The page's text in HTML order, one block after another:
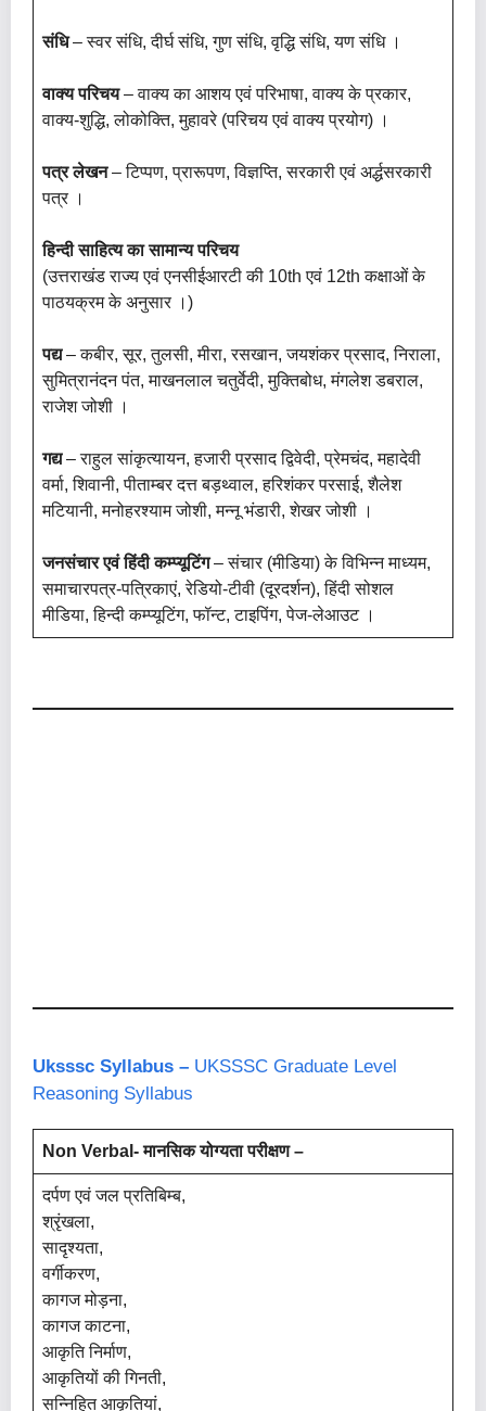
संधि– स्वर संधि, दीर्घ संधि, गुण संधि, वृद्धि संधि, यण संधि ।
वाक्य परिचय– वाक्य का आशय एवं परिभाषा, वाक्य के प्रकार,
वाक्य-शुद्धि, लोकोक्ति, मुहावरे (परिचय एवं वाक्य प्रयोग) ।
पत्र लेखन– टिप्पण, प्रारूपण, विज्ञप्ति, सरकारी एवं अर्द्धसरकारी
पत्र ।
हिन्दी साहित्य का सामान्य परिचय
(उत्तराखंड राज्य एवं एनसीईआरटी की 10th एवं 12th कक्षाओं के
पाठयक्रम के अनुसार ।)
पद्य– कबीर, सूर, तुलसी, मीरा, रसखान, जयशंकर प्रसाद, निराला,
सुमित्रानंदन पंत, माखनलाल चतुर्वेदी, मुक्तिबोध, मंगलेश डबराल,
राजेश जोशी ।
गद्य– राहुल सांकृत्यायन, हजारी प्रसाद द्विवेदी, प्रेमचंद, महादेवी
वर्मा, शिवानी, पीताम्बर दत्त बड़थ्वाल, हरिशंकर परसाई, शैलेश
मटियानी, मनोहरश्याम जोशी, मन्नू भंडारी, शेखर जोशी ।
जनसंचार एवं हिंदी कम्प्यूटिंग– संचार (मीडिया) के विभिन्न माध्यम,
समाचारपत्र-पत्रिकाएं, रेडियो-टीवी (दूरदर्शन), हिंदी सोशल
मीडिया, हिन्दी कम्प्यूटिंग, फॉन्ट, टाइपिंग, पेज-लेआउट ।
Uksssc Syllabus – UKSSSC Graduate Level
Reasoning Syllabus
Non Verbal- मानसिक योग्यता परीक्षण –
दर्पण एवं जल प्रतिबिम्ब,
श्रृंखला,
सादृश्यता,
वर्गीकरण,
कागज मोड़ना,
कागज काटना,
आकृति निर्माण,
आकृतियों की गिनती,
सन्निहित आकृतियां,